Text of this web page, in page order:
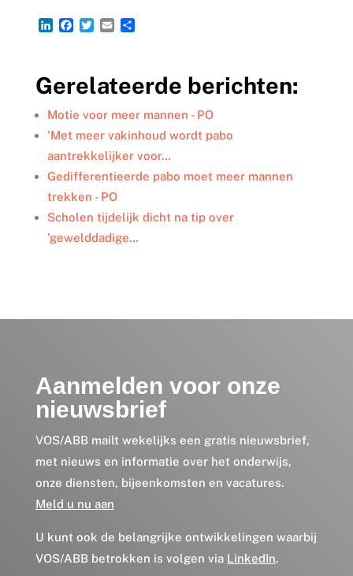
L
e
d
I
n
F
b
o
o
k
T
t
e
r
E
l
D
n
Gerelateerde berichten:
Motie voor meer mannen - PO
'Met meer vakinhoud wordt pabo
aantrekkelijker voor…
Gedifferentieerde pabo moet meer mannen
trekken - PO
Scholen tijdelijk dicht na tip over
'gewelddadige…
Aanmelden voor onze
nieuwsbrief
VOS/ABB mailt wekelijks een gratis nieuwsbrief,
met nieuws en informatie over het onderwijs,
onze diensten, bijeenkomsten en vacatures.
Meld u nu aan
U kunt ook de belangrijke ontwikkelingen waarbij
VOS/ABB betrokken is volgen via LinkedIn.